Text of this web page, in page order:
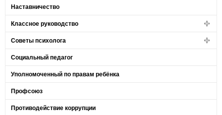
Наставничество
Классное руководство
Советы психолога
Социальный педагог
Уполномоченный по правам ребёнка
Профсоюз
Противодействие коррупции